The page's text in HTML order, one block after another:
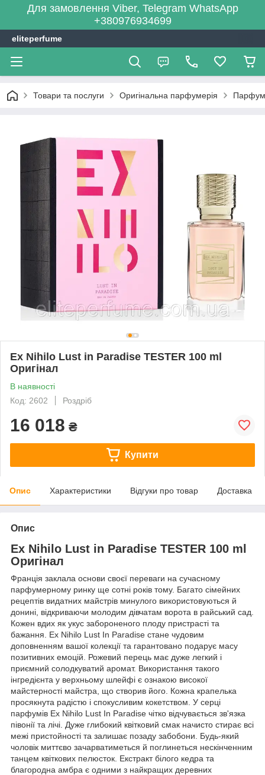
Для замовлення Viber, Telegram WhatsApp
+380976934699
eliteperfume
Товари та послуги Оригінальна парфумерія
Ex Nihilo Lust in Paradise TESTER 100 ml
Оригінал
В наявності
Код: 2602
Роздріб
16 018 ₴
Купити
Опис Характеристики Відгуки про товар Доставка
Опис
Ex Nihilo Lust in Paradise TESTER 100 ml
Оригінал
Франція заклала основи своєї переваги на сучасному
парфумерному ринку ще сотні років тому. Багато сімейних
рецептів видатних майстрів минулого використовуються й
донині, відкриваючи молодим дівчатам ворота в райський сад.
Кожен вдих як укус забороненого плоду пристрасті та
бажання. Ex Nihilo Lust In Paradise стане чудовим
доповненням вашої колекції та гарантовано подарує масу
позитивних емоцій. Рожевий перець має дуже легкий і
приємний солодкуватий аромат. Використання такого
інгредієнта у верхньому шлейфі є ознакою високої
майстерності майстра, що створив його. Кожна крапелька
просякнута радістю і спокусливим кокетством. У серці
парфумів Ex Nihilo Lust In Paradise чітко відчувається зв'язка
півонії та лічі. Дуже глибокий квітковий смак начисто стирає всі
межі пристойності та залишає позаду забобони. Будь-який
чоловік миттєво зачарватиметься й поглинеться нескінченним
танцем квіткових пелюсток. Екстракт білого кедра та
благородна амбра є одними з найкращих деревних